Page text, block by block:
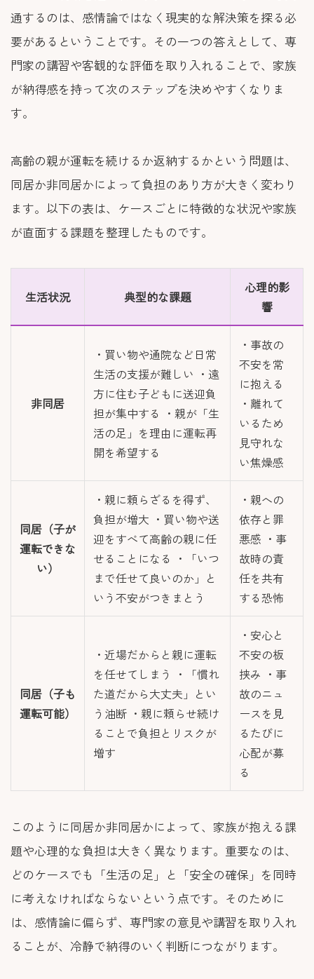
通するのは、感情論ではなく現実的な解決策を探る必
要があるということです。その一つの答えとして、専
門家の講習や客観的な評価を取り入れることで、家族
が納得感を持って次のステップを決めやすくなりま
す。
高齢の親が運転を続けるか返納するかという問題は、
同居か非同居かによって負担のあり方が大きく変わり
ます。以下の表は、ケースごとに特徴的な状況や家族
が直面する課題を整理したものです。
生活状況 典型的な課題
心理的影
響
非同居
・買い物や通院など日常
生活の支援が難しい ・遠
方に住む子どもに送迎負
担が集中する ・親が「生
活の足」を理由に運転再
開を希望する
・事故の
不安を常
に抱える
・離れて
いるため
見守れな
い焦燥感
同居（子が
運転できな
い）
・親に頼らざるを得ず、
負担が増大 ・買い物や送
迎をすべて高齢の親に任
せることになる ・「いつ
まで任せて良いのか」と
いう不安がつきまとう
・親への
依存と罪
悪感 ・事
故時の責
任を共有
する恐怖
同居（子も
運転可能）
・近場だからと親に運転
を任せてしまう ・「慣れ
た道だから大丈夫」とい
う油断 ・親に頼らせ続け
ることで負担とリスクが
増す
・安心と
不安の板
挟み ・事
故のニュ
ースを見
るたびに
心配が募
る
このように同居か非同居かによって、家族が抱える課
題や心理的な負担は大きく異なります。重要なのは、
どのケースでも「生活の足」と「安全の確保」を同時
に考えなければならないという点です。そのために
は、感情論に偏らず、専門家の意見や講習を取り入れ
ることが、冷静で納得のいく判断につながります。